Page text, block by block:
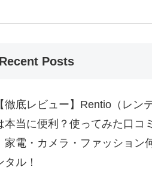
Recent Posts
【徹底レビュー】Rentio（レン
本当に便利？使ってみた口コ
｜家電・カメラ・ファッション
タル！